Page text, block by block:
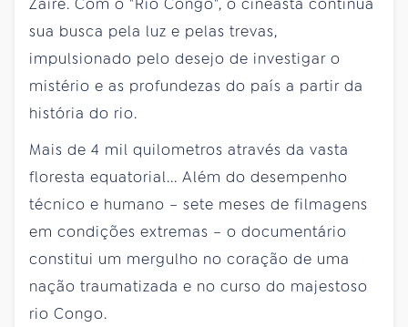
sua busca pela luz e pelas trevas,
impulsionado pelo desejo de investigar o
mistério e as profundezas do país a partir da
história do rio.
Mais de 4 mil quilometros através da vasta
floresta equatorial... Além do desempenho
técnico e humano – sete meses de filmagens
em condições extremas – o documentário
constitui um mergulho no coração de uma
nação traumatizada e no curso do majestoso
rio Congo.